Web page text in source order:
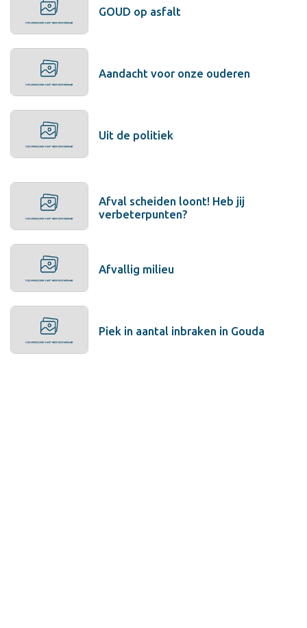
GOUD op asfalt
Aandacht voor onze ouderen
Uit de politiek
Afval scheiden loont! Heb jij
verbeterpunten?
Afvallig milieu
Piek in aantal inbraken in Gouda